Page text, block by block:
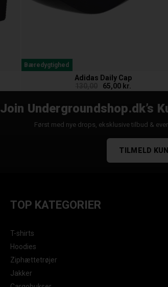
Bæredygtighed
Adidas Daily Cap
65,00 kr.
Join Undergroundshop.dk’s
Først med nye drops, eksklusive tilbud &
TILMELD
TOP KATEGORIER
T-shirts
Hoodies
Ziphættetrøjer
Jakker